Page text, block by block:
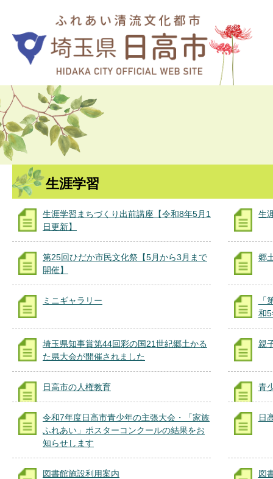
生涯学習
生涯学習まちづくり出前講座【令和8年5月1
日更新】
生
第25回ひだか市民文化祭【5月から3月まで
開催】
郷
ミニギャラリー
「
和
埼玉県知事賞第44回彩の国21世紀郷土かる
た県大会が開催されました
親
日高市の人権教育 青
令和7年度日高市青少年の主張大会・「家族
ふれあい」ポスターコンクールの結果をお
知らせします
日
図書館施設利用案内
図